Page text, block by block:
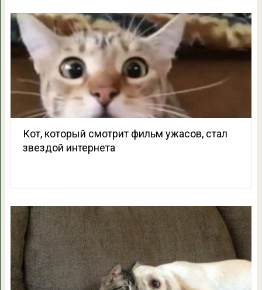
Кот, который смотрит фильм ужасов, стал
звездой интернета